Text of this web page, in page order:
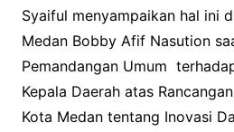
Syaiful menyampaikan hal ini
Medan Bobby Afif Nasution
Pemandangan Umum
Kepala Daerah atas
Kota Medan tentang Inovasi